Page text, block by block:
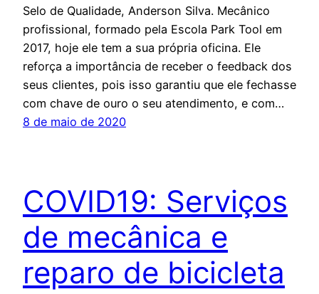
Selo de Qualidade, Anderson Silva. Mecânico
profissional, formado pela Escola Park Tool em
2017, hoje ele tem a sua própria oficina. Ele
reforça a importância de receber o feedback dos
seus clientes, pois isso garantiu que ele fechasse
com chave de ouro o seu atendimento, e com…
8 de maio de 2020
COVID19: Serviços
de mecânica e
reparo de bicicleta